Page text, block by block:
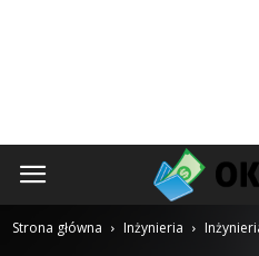
okgk.pl
Strona główna Inżynieria